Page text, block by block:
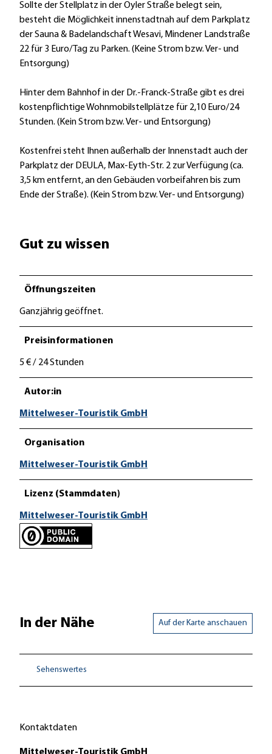
Sollte der Stellplatz in der Oyler Straße belegt sein,
besteht die Möglichkeit innenstadtnah auf dem Parkplatz
der Sauna & Badelandschaft Wesavi, Mindener Landstraße
22 für 3 Euro/Tag zu Parken. (Keine Strom bzw. Ver- und
Entsorgung)
Hinter dem Bahnhof in der Dr.-Franck-Straße gibt es drei
kostenpflichtige Wohnmobilstellplätze für 2,10 Euro/24
Stunden. (Kein Strom bzw. Ver- und Entsorgung)
Kostenfrei steht Ihnen außerhalb der Innenstadt auch der
Parkplatz der DEULA, Max-Eyth-Str. 2 zur Verfügung (ca.
3,5 km entfernt, an den Gebäuden vorbeifahren bis zum
Ende der Straße). (Kein Strom bzw. Ver- und Entsorgung)
Gut zu wissen
Öffnungszeiten
Ganzjährig geöffnet.
Preisinformationen
5 € / 24 Stunden
Autor:in
Mittelweser-Touristik GmbH
Organisation
Mittelweser-Touristik GmbH
Lizenz (Stammdaten)
Mittelweser-Touristik GmbH
In der Nähe Auf der Karte anschauen
Sehenswertes
Kontaktdaten